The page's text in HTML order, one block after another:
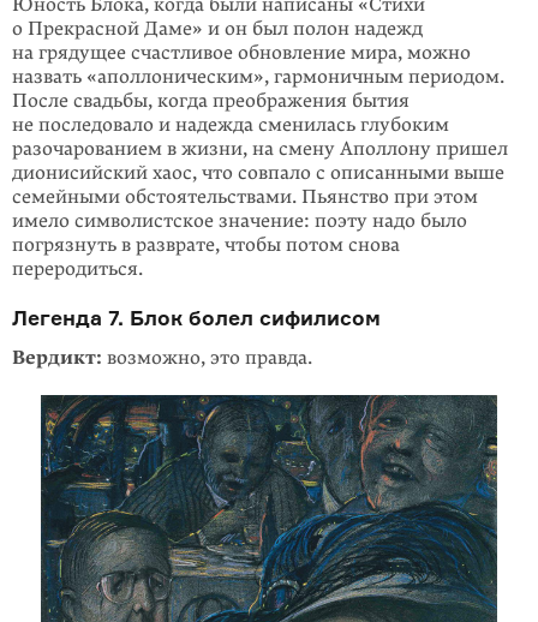
о Прекрасной Даме» и он был полон надежд
на грядущее счастливое обновление мира, можно
назвать «аполлоническим», гармоничным периодом.
После свадьбы, когда преобра­жения бытия
не последовало и надежда сменилась глубоким
разочарованием в жизни, на смену Аполлону пришел
дионисийский хаос, что совпало с описан­ными выше
семейными обстоятельствами. Пьянство при этом
имело симво­лист­ское значение: поэту надо было
погрязнуть в разврате, чтобы потом снова
переродиться.
Легенда 7. Блок болел сифилисом
Вердикт: возможно, это правда.